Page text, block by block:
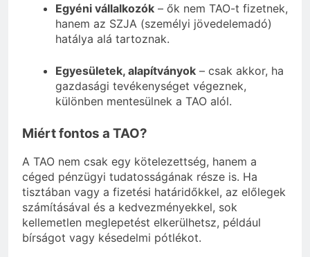
Egyéni vállalkozók – ők nem TAO-t fizetnek,
hanem az SZJA (személyi jövedelemadó)
hatálya alá tartoznak.
Egyesületek, alapítványok – csak akkor, ha
gazdasági tevékenységet végeznek,
különben mentesülnek a TAO alól.
Miért fontos a TAO?
A TAO nem csak egy kötelezettség, hanem a
céged pénzügyi tudatosságának része is. Ha
tisztában vagy a fizetési határidőkkel, az előlegek
számításával és a kedvezményekkel, sok
kellemetlen meglepetést elkerülhetsz, például
bírságot vagy késedelmi pótlékot.